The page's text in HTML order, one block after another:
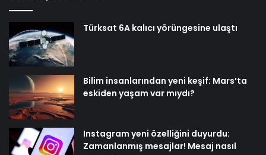
Türksat 6A kalıcı yörüngesine ulaştı
Bilim insanlarından yeni keşif: Mars’ta
eskiden yaşam var mıydı?
Instagram yeni özelliğini duyurdu:
Zamanlanmış mesajlar! Mesaj nasıl